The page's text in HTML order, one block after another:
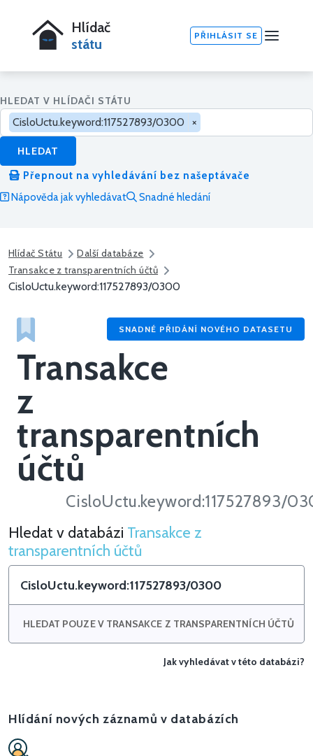
Hlídač
státu
PŘIHLÁSIT SE
HLEDAT V HLÍDAČI STÁTU
CisloUctu.keyword:117527893/0300 ×
HLEDAT
Přepnout na vyhledávání bez našeptávače
Nápověda jak vyhledávat
Snadné hledání
Hlídač Státu
Další databáze
Transakce z transparentních účtů
CisloUctu.keyword:117527893/0300
SNADNÉ PŘIDÁNÍ NOVÉHO DATASETU
Transakce
z
transparentních
účtů
CisloUctu.keyword:117527893/
Hledat v Transakce z transparentních účtů
Hledat v databázi Transakce z
transparentních účtů
HLEDAT POUZE V TRANSAKCE Z TRANSPARENTNÍCH ÚČTŮ
Jak vyhledávat v této databázi?
Hlídání nových záznamů v databázích